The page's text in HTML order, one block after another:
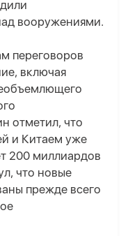
вооружениями.
переговоров
включая
отметил, что
и Китаем уже
200 миллиардов
что новые
прежде всего